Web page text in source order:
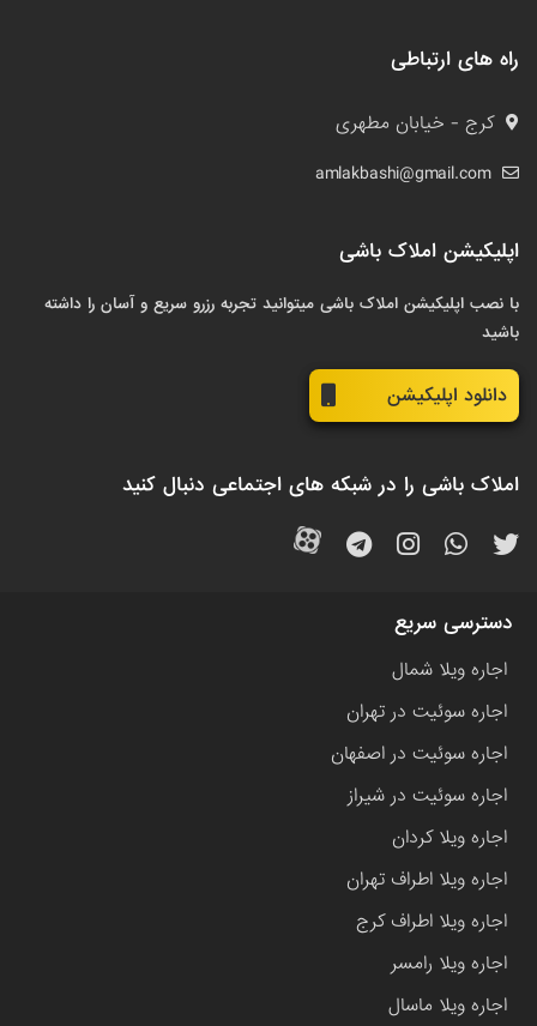
راه های ارتباطی
کرج - خیابان مطهری
amlakbashi@gmail.com
اپلیکیشن املاک باشی
با نصب اپلیکیشن املاک باشی میتوانید تجربه رزرو سریع و آسان را داشته
باشید
دانلود اپلیکیشن
املاک باشی را در شبکه های اجتماعی دنبال کنید
دسترسی سریع
اجاره ویلا شمال
اجاره سوئیت در تهران
اجاره سوئیت در اصفهان
اجاره سوئیت در شیراز
اجاره ویلا کردان
اجاره ویلا اطراف تهران
اجاره ویلا اطراف کرج
اجاره ویلا رامسر
اجاره ویلا ماسال